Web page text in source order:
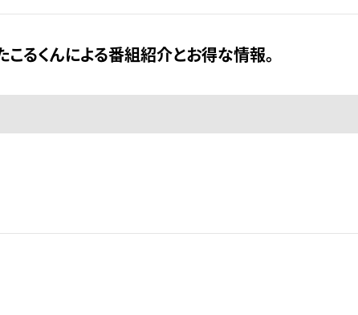
るくんによる番組紹介とお得な情報。